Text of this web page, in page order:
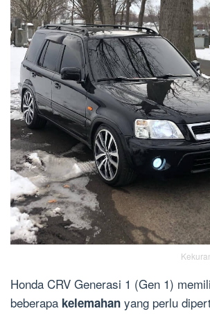
Honda CRV Generasi 1 (Gen 1)
beberapa kelemahan yang perlu